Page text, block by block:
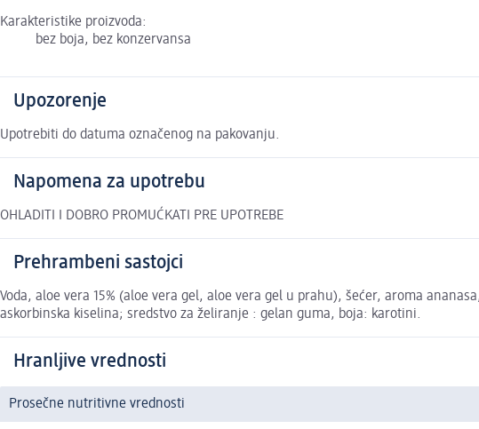
Karakteristike proizvoda:
bez boja, bez konzervansa
Upozorenje
Upotrebiti do datuma označenog na pakovanju.
Napomena za upotrebu
OHLADITI I DOBRO PROMUĆKATI PRE UPOTREBE
Prehrambeni sastojci
Voda, aloe vera 15% (aloe vera gel, aloe vera gel u prahu), šećer, aroma
askorbinska kiselina; sredstvo za želiranje : gelan guma, boja: karotini.
Hranljive vrednosti
Prosečne nutritivne vrednosti